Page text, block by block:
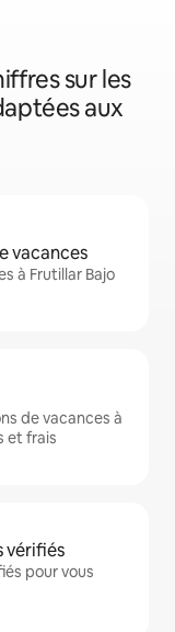
sur les
aux
vacances
à Frutillar Bajo
de vacances à
et frais
vérifiés
pour vous